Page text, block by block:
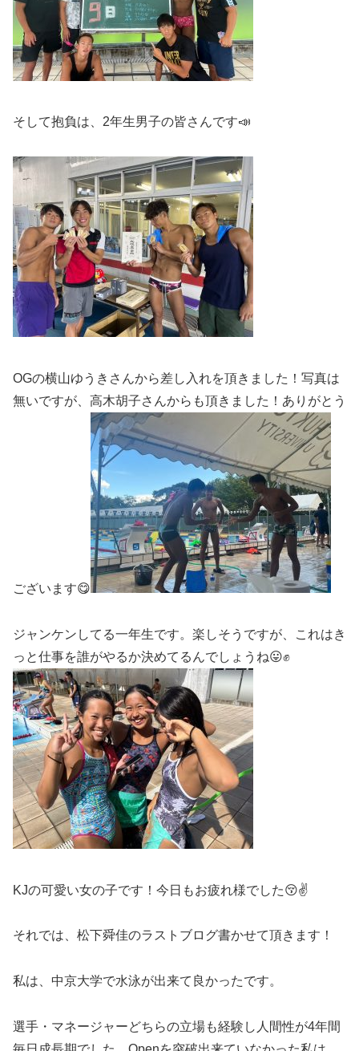
そして抱負は、2年生男子の皆さんです📣
OGの横山ゆうきさんから差し入れを頂きました！写真は
無いですが、高木胡子さんからも頂きました！ありがとう
ございます😋
ジャンケンしてる一年生です。楽しそうですが、これはき
っと仕事を誰がやるか決めてるんでしょうね😛✊
KJの可愛い女の子です！今日もお疲れ様でした😚✌️
それでは、松下舜佳のラストブログ書かせて頂きます！
私は、中京大学で水泳が出来て良かったです。
選手・マネージャーどちらの立場も経験し人間性が4年間